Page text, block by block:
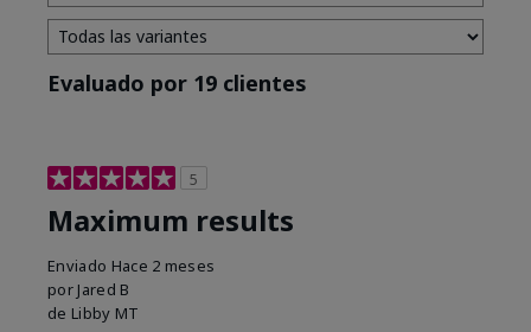
Evaluado por 19 clientes
5
Maximum results
Enviado Hace 2 meses
por Jared B
de Libby MT